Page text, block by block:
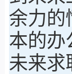
余力的
本的办
未来求